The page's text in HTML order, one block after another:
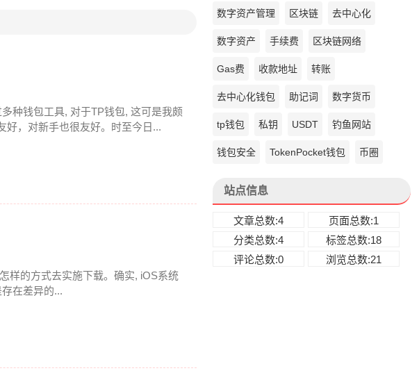
种钱包工具, 对于TP钱包, 这可是我颇
好，对新手也很友好。时至今日...
样的方式去实施下载。确实, iOS系统
在差异的...
数字资产管理 区块链 去中心化
数字资产 手续费 区块链网络
Gas费 收款地址 转账
去中心化钱包 助记词 数字货币
tp钱包 私钥 USDT 钓鱼网站
钱包安全 TokenPocket钱包 币圈
站点信息
文章总数:4
页面总数:1
分类总数:4
标签总数:18
评论总数:0
浏览总数:21